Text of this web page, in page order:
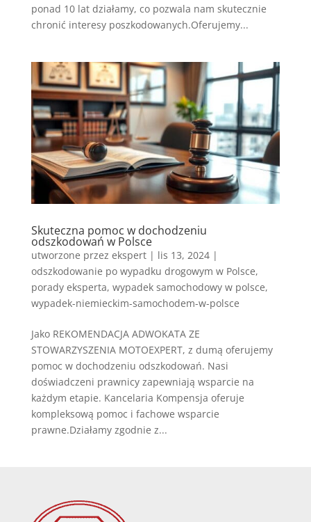
ponad 10 lat działamy, co pozwala nam skutecznie
chronić interesy poszkodowanych.Oferujemy...
Skuteczna pomoc w dochodzeniu
odszkodowań w Polsce
utworzone przez ekspert| lis 13, 2024|
odszkodowanie po wypadku drogowym w Polsce,
porady eksperta, wypadek samochodowy w polsce,
wypadek-niemieckim-samochodem-w-polsce
Jako REKOMENDACJA ADWOKATA ZE
STOWARZYSZENIA MOTOEXPERT, z dumą oferujemy
pomoc w dochodzeniu odszkodowań. Nasi
doświadczeni prawnicy zapewniają wsparcie na
każdym etapie. Kancelaria Kompensja oferuje
kompleksową pomoc i fachowe wsparcie
prawne.Działamy zgodnie z...